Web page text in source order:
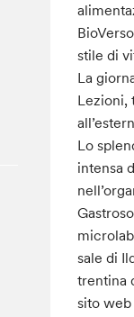
stile di
La
Lezioni,
Lo
intensa
sale di
trentina
sito